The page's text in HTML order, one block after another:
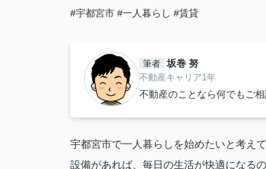
#宇都宮市 #一人暮らし #賃貸
筆者 坂巻 努
不動産キャリア1年
不動産のことなら何でもご相
宇都宮市で一人暮らしを始めたいと考え
設備があれば、毎日の生活が快適になる